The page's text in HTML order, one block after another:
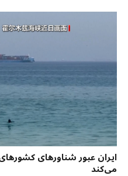
ایران عبور شناورهای
می‌کند